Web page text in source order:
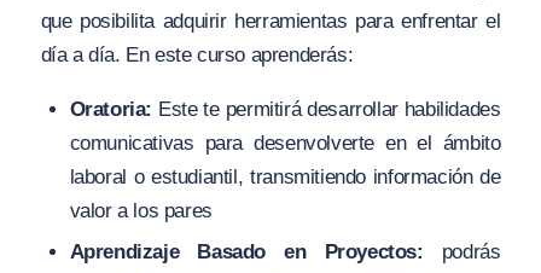
que posibilita adquirir herramientas para enfrentar el
día a día. En este curso aprenderás:
Oratoria: Este te permitirádesarrollar habilidades
comunicativas para desenvolverte en el ámbito
laboral o estudiantil, transmitiendo información de
valor a los pares
Aprendizaje Basado en Proyectos: podrás